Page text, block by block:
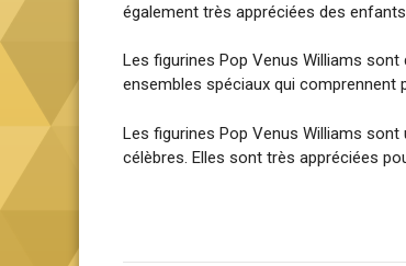
également très appréciées des
Les figurines Pop Venus Williams
ensembles spéciaux qui comprennent
Les figurines Pop Venus Williams
célèbres. Elles sont très appréciées